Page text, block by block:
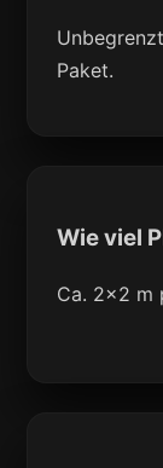
Paket.
Wie viel
Ca. 2x2 m